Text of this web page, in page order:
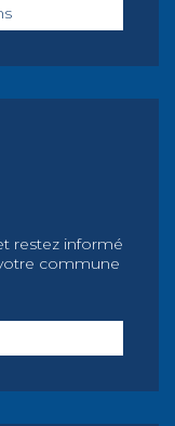
restez informé
commune